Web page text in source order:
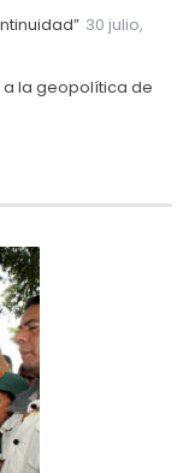
30 julio,
a la geopolítica de